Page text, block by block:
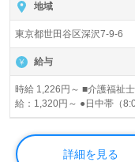
地域
東京都世田谷区深沢7-9-6
給与
時給 1,226円～ ■介護福祉
給：1,320円～ ●日中帯（
朝夜間（6:00～8:00／
18:00）時給：1,226円～ 昇
詳細を見る